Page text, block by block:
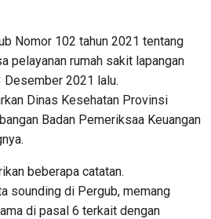
Nomor 102 tahun 2021 tentang
pelayanan rumah sakit lapangan
Desember 2021 lalu.
Dinas Kesehatan Provinsi
Badan Pemeriksaa Keuangan
beberapa catatan.
sounding di Pergub, memang
di pasal 6 terkait dengan